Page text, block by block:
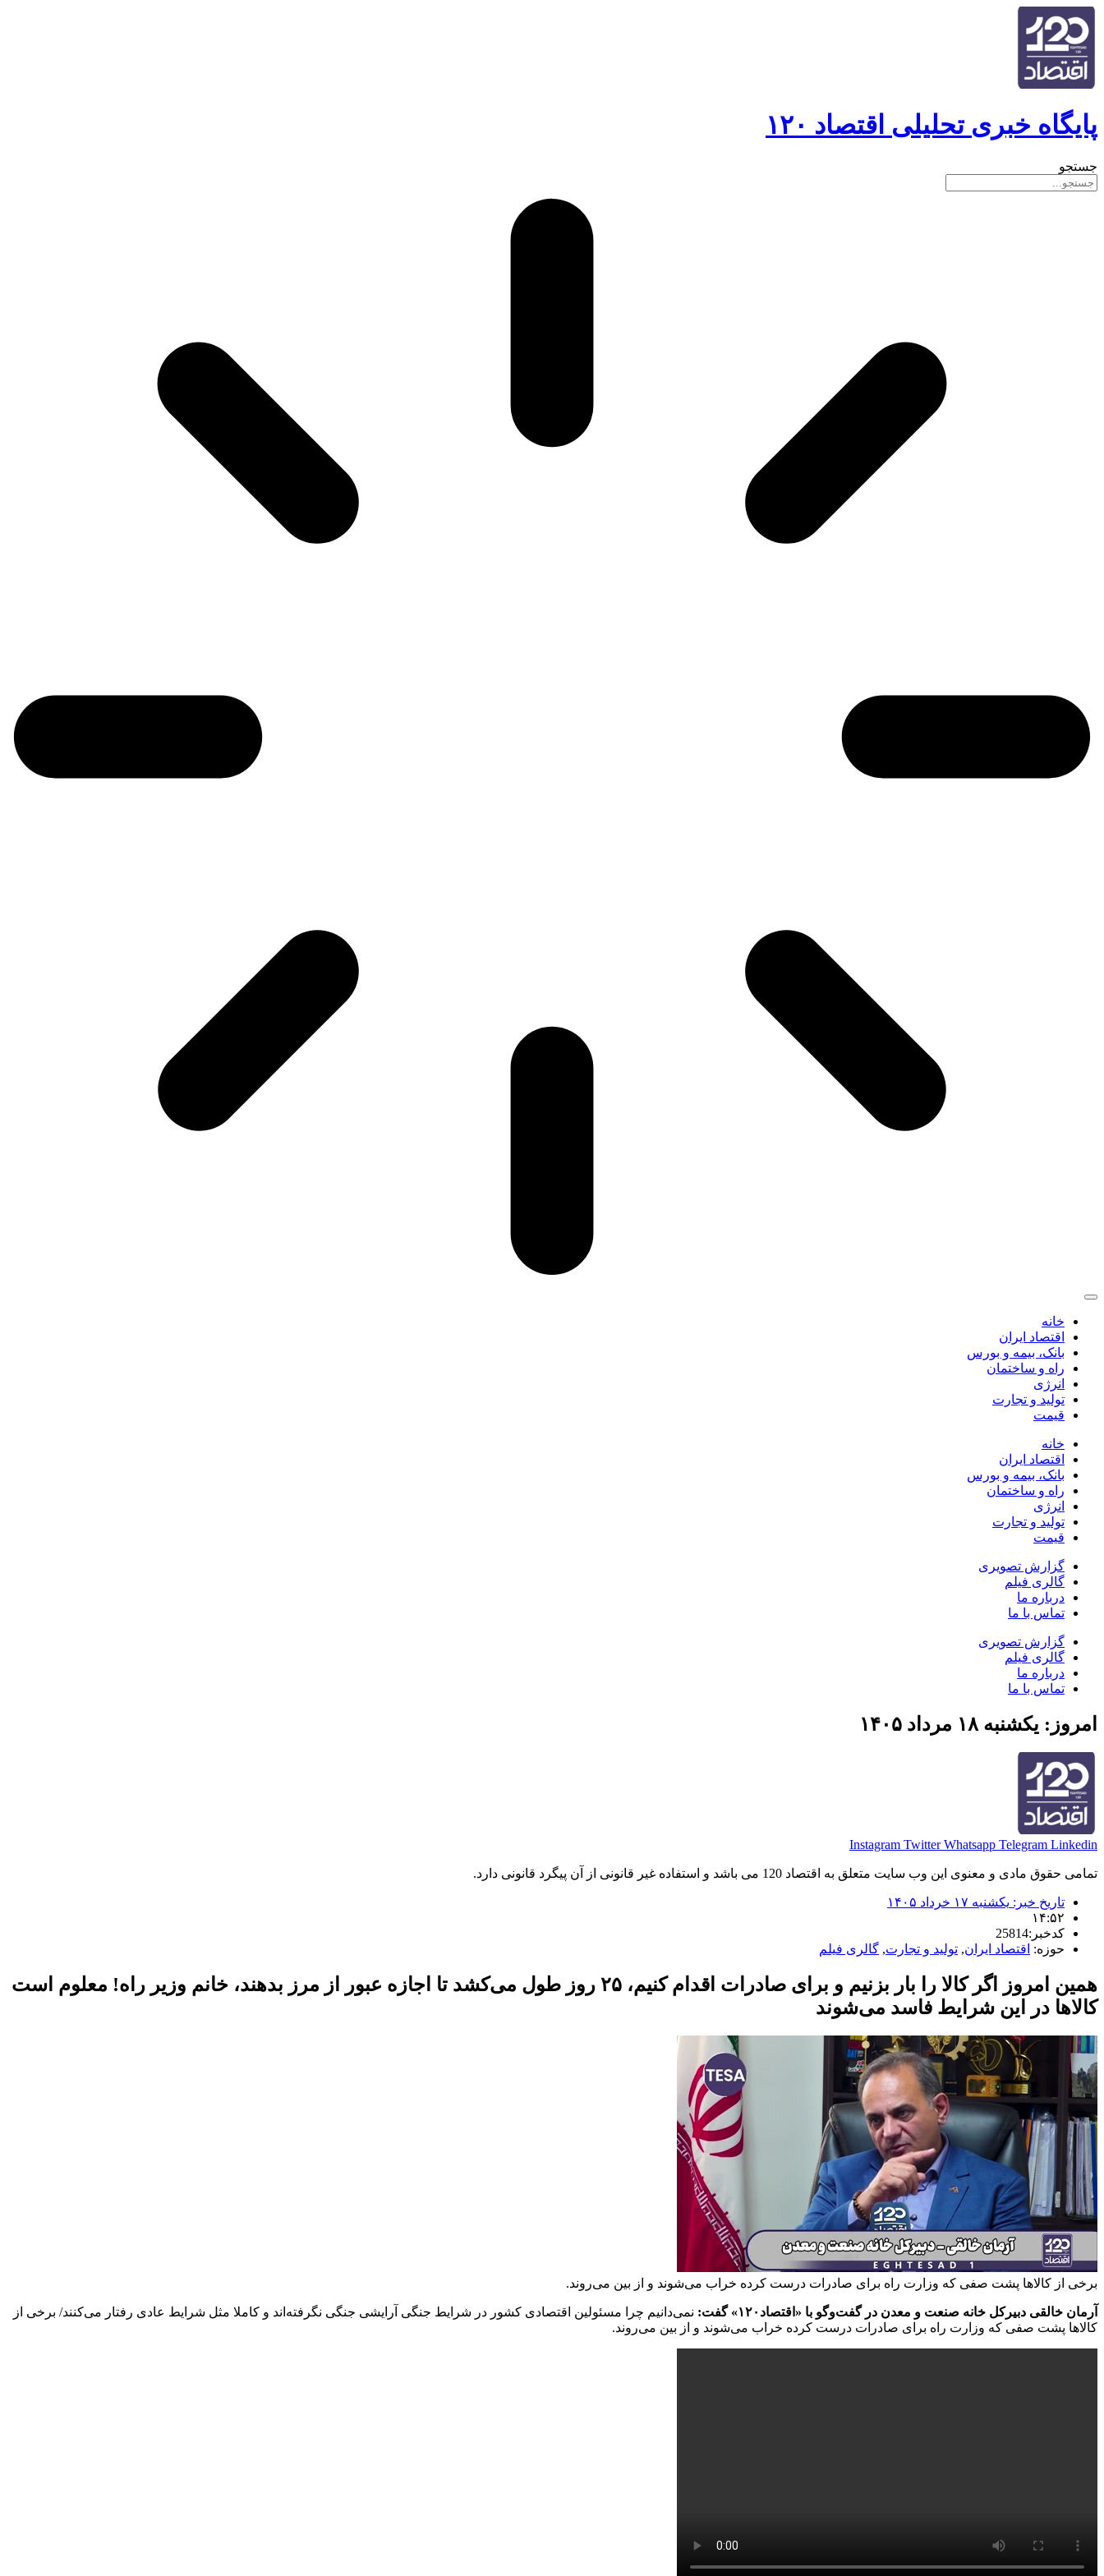
پایگاه خبری تحلیلی اقتصاد ۱۲۰
جستجو
خانه
اقتصاد ایران
بانک، بیمه و بورس
راه و ساختمان
انرژی
تولید و تجارت
قیمت
خانه
اقتصاد ایران
بانک، بیمه و بورس
راه و ساختمان
انرژی
تولید و تجارت
قیمت
گزارش تصویری
گالری فیلم
درباره ما
تماس با ما
گزارش تصویری
گالری فیلم
درباره ما
تماس با ما
امروز: یکشنبه ۱۸ مرداد ۱۴۰۵
Instagram Twitter Whatsapp Telegram Linkedin
تمامی حقوق مادی و معنوی این وب سایت متعلق به اقتصاد 120 می باشد و استفاده غیر قانونی از آن پیگرد قانونی دارد.
تاریخ خبر: یکشنبه ۱۷ خرداد ۱۴۰۵
۱۴:۵۲
کدخبر:25814
حوزه: اقتصاد ایران, تولید و تجارت, گالری فیلم
همین امروز اگر کالا را بار بزنیم و برای صادرات اقدام کنیم، ۲۵ روز طول می‌کشد تا اجازه عبور از مرز بدهند، خانم وزیر راه! معلوم است
کالاها در این شرایط فاسد می‌شوند
برخی از کالاها پشت صفی که وزارت راه برای صادرات درست کرده خراب می‌شوند و از بین می‌روند.
آرمان خالقی دبیرکل خانه صنعت و معدن در گفت‌وگو با «اقتصاد۱۲۰» گفت:
نمی‌دانیم چرا مسئولین اقتصادی کشور در شرایط جنگی آرایشی جنگی نگرفته‌اند و کاملا مثل شرایط عادی رفتار می‌کنند/ برخی از
کالاها پشت صفی که وزارت راه برای صادرات درست کرده خراب می‌شوند و از بین می‌روند.